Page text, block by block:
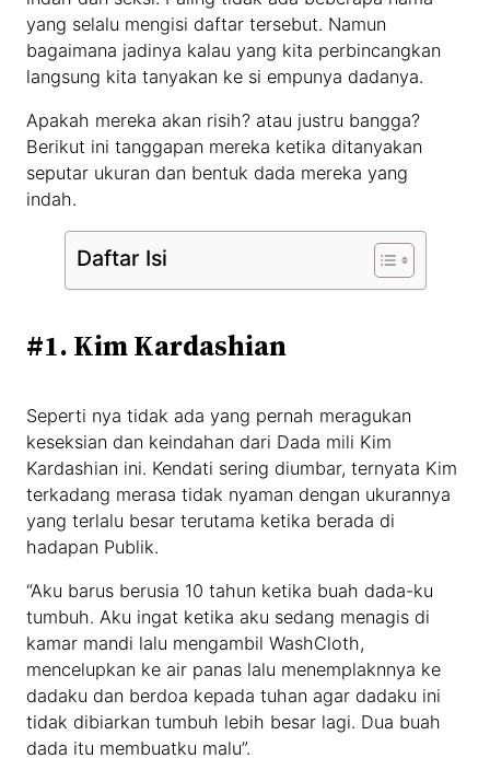
yang selalu mengisi daftar tersebut. Namun
bagaimana jadinya kalau yang kita perbincangkan
langsung kita tanyakan ke si empunya dadanya.
Apakah mereka akan risih? atau justru bangga?
Berikut ini tanggapan mereka ketika ditanyakan
seputar ukuran dan bentuk dada mereka yang
indah.
Daftar Isi
#1. Kim Kardashian
Seperti nya tidak ada yang pernah meragukan
keseksian dan keindahan dari Dada mili Kim
Kardashian ini. Kendati sering diumbar, ternyata Kim
terkadang merasa tidak nyaman dengan ukurannya
yang terlalu besar terutama ketika berada di
hadapan Publik.
“Aku barus berusia 10 tahun ketika buah dada-ku
tumbuh. Aku ingat ketika aku sedang menagis di
kamar mandi lalu mengambil WashCloth,
mencelupkan ke air panas lalu menemplaknnya ke
dadaku dan berdoa kepada tuhan agar dadaku ini
tidak dibiarkan tumbuh lebih besar lagi. Dua buah
dada itu membuatku malu”.